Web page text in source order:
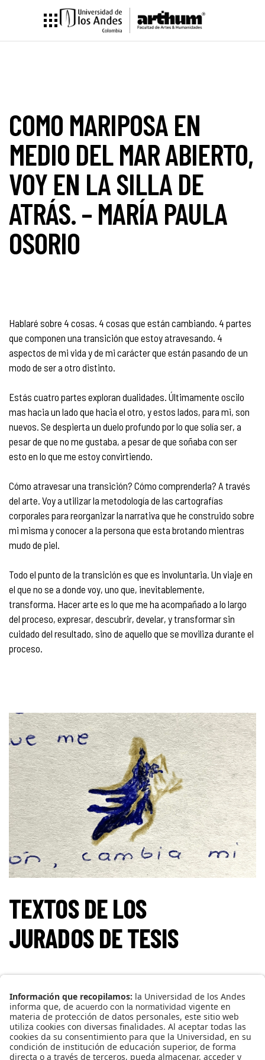
COMO MARIPOSA EN
MEDIO DEL MAR ABIERTO,
VOY EN LA SILLA DE
ATRÁS. – MARÍA PAULA
OSORIO
Hablaré sobre 4 cosas. 4 cosas que están cambiando. 4 partes
que componen una transición que estoy atravesando. 4
aspectos de mi vida y de mi carácter que están pasando de un
modo de ser a otro distinto.
Estás cuatro partes exploran dualidades. Últimamente oscilo
mas hacia un lado que hacia el otro, y estos lados, para mi, son
nuevos. Se despierta un duelo profundo por lo que solía ser, a
pesar de que no me gustaba, a pesar de que soñaba con ser
esto en lo que me estoy convirtiendo.
Cómo atravesar una transición? Cómo comprenderla? A través
del arte. Voy a utilizar la metodología de las cartografías
corporales para reorganizar la narrativa que he construido sobre
mi misma y conocer a la persona que esta brotando mientras
mudo de piel.
Todo el punto de la transición es que es involuntaria. Un viaje en
el que no se a donde voy, uno que, inevitablemente,
transforma. Hacer arte es lo que me ha acompañado a lo largo
del proceso, expresar, descubrir, develar, y transformar sin
cuidado del resultado, sino de aquello que se moviliza durante el
proceso.
TEXTOS DE LOS
JURADOS DE TESIS
1